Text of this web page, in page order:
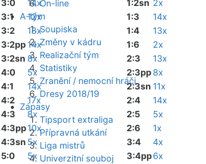
On-line
A-tým
Soupiska
Změny v kádru
Realizační tým
Statistiky
Zranění / nemocní hráči
Dresy 2018/19
Zápasy
Tipsport extraliga
Přípravná utkání
Liga mistrů
Univerzitní souboj
3:0
14x
3:1
12x
3:2
18x
3:2pp14x
3:2sn 8x
4:0
5x
4:1
14x
4:2
17x
4:3
8x
4:3pp10x
4:3sn 5x
5:0
5x
1:2sn 2x
1:3
14x
1:4
13x
1:6
2x
2:3
13x
2:3pp8x
2:3sn 11x
2:4
14x
2:5
5x
2:6
1x
3:4
4x
3:4pp6x